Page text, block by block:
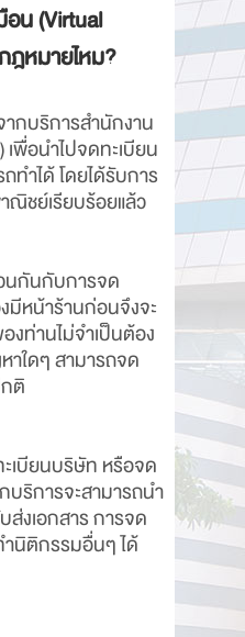
น (Virtual
ฎหมายไหม?
กบริการสำนักงาน
พื่อนำไปจดทะเบียน
ทำได้ โดยได้รับการ
ณิชย์เรียบร้อยแล้ว
นกันกับการจด
มีหน้าร้านก่อนจึงจะ
งท่านไม่จำเป็นต้อง
ใดๆ สามารถจด
ติ
เบียนบริษัท หรือจด
ริการจะสามารถนำ
ส่งเอกสาร การจด
นิติกรรมอื่นๆ ได้